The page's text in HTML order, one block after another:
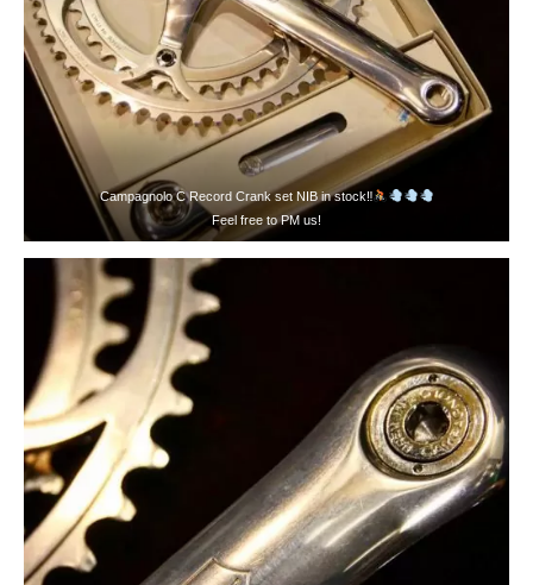
Campagnolo C Record Crank set NIB in stock‼
Feel free to PM us!